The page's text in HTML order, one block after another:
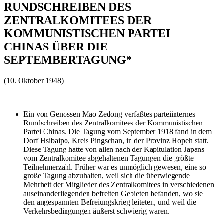
RUNDSCHREIBEN DES
ZENTRALKOMITEES DER
KOMMUNISTISCHEN PARTEI
CHINAS ÜBER DIE
SEPTEMBERTAGUNG*
(10. Oktober 1948)
Ein von Genossen Mao Zedong verfaßtes parteiinternes
Rundschreiben des Zentralkomitees der Kommunistischen
Partei Chinas. Die Tagung vom September 1918 fand in dem
Dorf Hsibaipo, Kreis Pingschan, in der Provinz Hopeh statt.
Diese Tagung hatte von allen nach der Kapitulation Japans
vom Zentralkomitee abgehaltenen Tagungen die größte
Teilnehmerzahl. Früher war es unmöglich gewesen, eine so
große Tagung abzuhalten, weil sich die überwiegende
Mehrheit der Mitglieder des Zentralkomitees in verschiedenen
auseinanderliegenden befreiten Gebieten befanden, wo sie
den angespannten Befreiungskrieg leiteten, und weil die
Verkehrsbedingungen äußerst schwierig waren.